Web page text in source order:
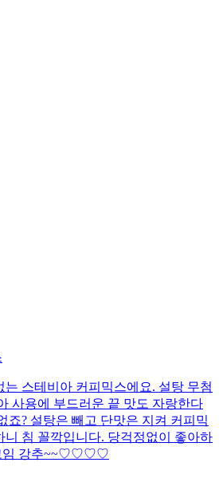
는 스테비아 커피믹스에요. 설탕 무첨
사용에 부드러운 끝 맛도 자랑한다
죠? 설탕은 빼고 단맛은 지켜 커피믹
니 침 꼴깍입니다. 당걱정없이 좋아하
임 강추~~♡♡♡♡